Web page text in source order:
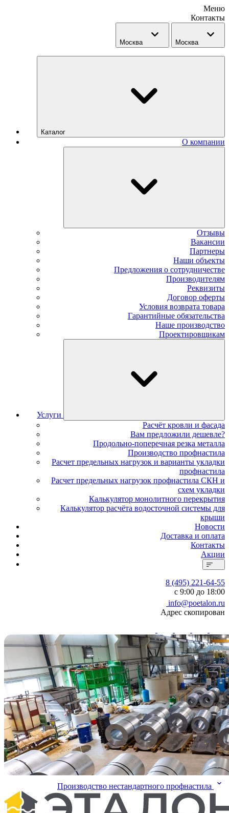
Меню
Контакты
Москва Москва
Каталог
О компании
Отзывы
Вакансии
Партнеры
Наши объекты
Предложения о сотрудничестве
Производителям
Реквизиты
Договор оферты
Условия возврата товара
Гарантийные обязательства
Наше производство
Проектировщикам
Услуги
Расчёт кровли и фасада
Вам предложили дешевле?
Продольно-поперечная резка металла
Производство профнастила
Расчет предельных нагрузок и варианты укладки
профнастила
Расчет предельных нагрузок профнастила СКН и
схем укладки
Калькулятор монолитного перекрытия
Калькулятор расчёта водосточной системы для
крыши
Новости
Доставка и оплата
Контакты
Акции
8 (495) 221-64-55
с 9:00 до 18:00
info@poetalon.ru
Адрес скопирован
Производство нестандартного профнастила